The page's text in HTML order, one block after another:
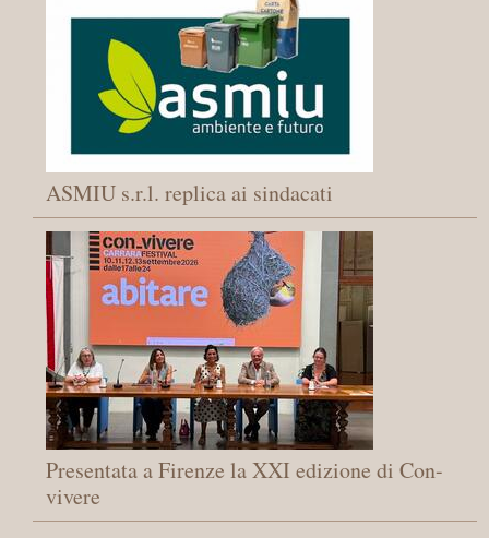
ASMIU s.r.l. replica ai sindacati
Presentata a Firenze la XXI edizione di Con-
vivere